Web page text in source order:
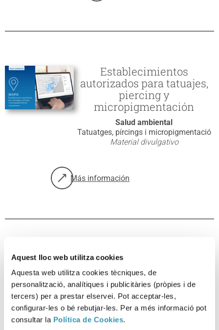
Aquest lloc web utilitza cookies
Aquesta web utilitza cookies tècniques, de
personalització, analítiques i publicitàries (pròpies i de
tercers) per a prestar elservei. Pot acceptar-les,
configurar-les o bé rebutjar-les. Per a més informació pot
consultar la Política de Cookies.
Establecimientos
autorizados para tatuajes,
piercing y
micropigmentación
Salud ambiental
Tatuatges, pírcings i micropigmentació
Material divulgativo
Más información
sobre: Establecimientos autorizados para
La vacunación en
Barcelona
Vivir con salud
Vacunas
Informes